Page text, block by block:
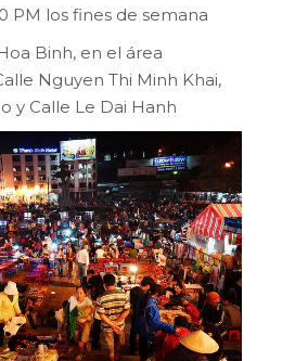
PM los fines de semana
Binh, en el área
Nguyen Thi Minh Khai,
y Calle Le Dai Hanh